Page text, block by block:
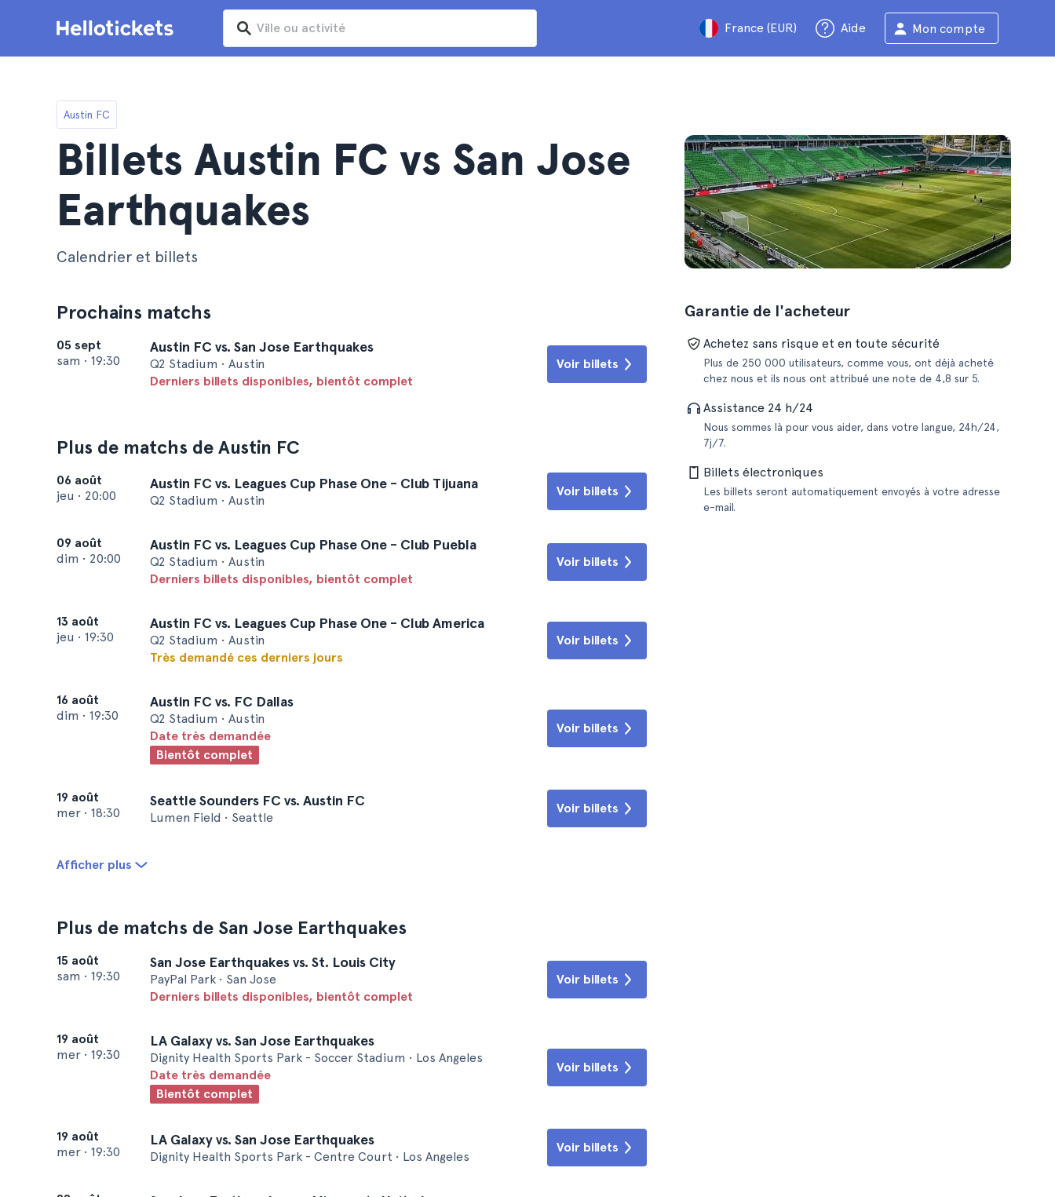
France (EUR) Aide Mon compte
Austin FC
Billets Austin FC vs San Jose
Earthquakes
Calendrier et billets
Prochains matchs
05 sept
sam • 19:30
Austin FC vs. San Jose Earthquakes
Q2 Stadium • Austin
Derniers billets disponibles, bientôt complet
Voir billets
Plus de matchs de Austin FC
06 août
jeu • 20:00
Austin FC vs. Leagues Cup Phase One - Club Tijuana
Q2 Stadium • Austin
Voir billets
09 août
dim • 20:00
Austin FC vs. Leagues Cup Phase One - Club Puebla
Q2 Stadium • Austin
Derniers billets disponibles, bientôt complet
Voir billets
13 août
jeu • 19:30
Austin FC vs. Leagues Cup Phase One - Club America
Q2 Stadium • Austin
Très demandé ces derniers jours
Voir billets
16 août
dim • 19:30
Austin FC vs. FC Dallas
Q2 Stadium • Austin
Date très demandée
Bientôt complet
Voir billets
19 août
mer • 18:30
Seattle Sounders FC vs. Austin FC
Lumen Field • Seattle
Voir billets
Afficher plus
Plus de matchs de San Jose Earthquakes
15 août
sam • 19:30
San Jose Earthquakes vs. St. Louis City
PayPal Park • San Jose
Derniers billets disponibles, bientôt complet
Voir billets
19 août
mer • 19:30
LA Galaxy vs. San Jose Earthquakes
Dignity Health Sports Park - Soccer Stadium • Los Angeles
Date très demandée
Bientôt complet
Voir billets
19 août
mer • 19:30
LA Galaxy vs. San Jose Earthquakes
Dignity Health Sports Park - Centre Court • Los Angeles
Voir billets
Garantie de l'acheteur
Achetez sans risque et en toute sécurité
Plus de 250 000 utilisateurs, comme vous, ont déjà acheté
chez nous et ils nous ont attribué une note de 4,8 sur 5.
Assistance 24 h/24
Nous sommes là pour vous aider, dans votre langue, 24h/24,
7j/7.
Billets électroniques
Les billets seront automatiquement envoyés à votre adresse
e-mail.